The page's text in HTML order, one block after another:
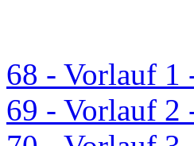
68 - Vorlauf 1